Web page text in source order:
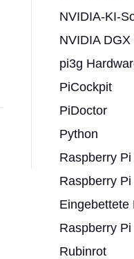
NVIDIA-KI-
NVIDIA DGX
pi3g
PiCockpit
PiDoctor
Python
Raspberry Pi
Raspberry
Eingebettete
Raspberry
Rubinrot